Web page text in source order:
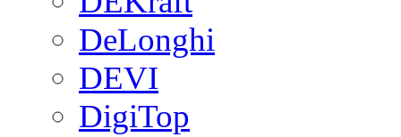
DeLonghi
DEVI
DigiTop